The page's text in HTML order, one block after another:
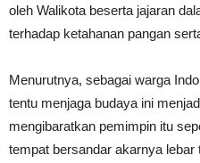
oleh Walikota beserta jajaran
terhadap ketahanan pangan
Menurutnya, sebagai warga
tentu menjaga budaya ini
mengibaratkan pemimpin itu
tempat bersandar akarnya